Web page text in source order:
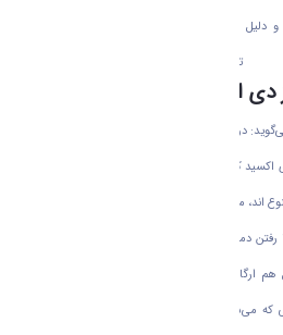
دلیل این که فرآیند جداسازی چرا در موضوعات
تحقیقاتی جهان این قدر پر اهمیت شده است؟
دی اکسید کربن / چالشی بزرگ
در عصر حاضر ما با چالش بین المللی مواجهیم
اکسید کربن که گازی گلخانه ای است می باشد. منابع
اند، مانند سوخت‌های فسیلی و فعالیت‌های صنعتی
رفتن دمای زمین می‌شود. این چالش به قدری گریبان
ارگان‌هایی وجود دارد که منحصرا در زمینه‌های